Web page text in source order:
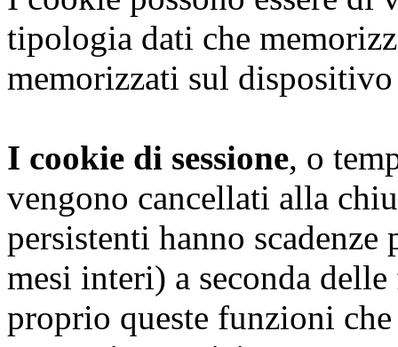
tipologia dati che
memorizzati sul
I cookie di sessione, o
vengono cancellati alla
persistenti hanno
mesi interi) a seconda
proprio queste funzioni